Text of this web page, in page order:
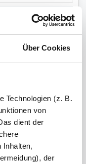
Über Cookies
Technologien (z. B.
von
dient der
Inhalten,
der